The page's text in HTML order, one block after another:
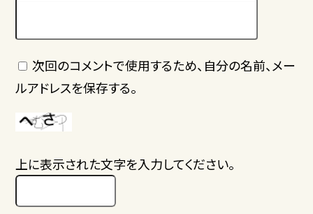
次回のコメントで使用するため、自分の名前、メー
ルアドレスを保存する。
上に表示された文字を入力してください。